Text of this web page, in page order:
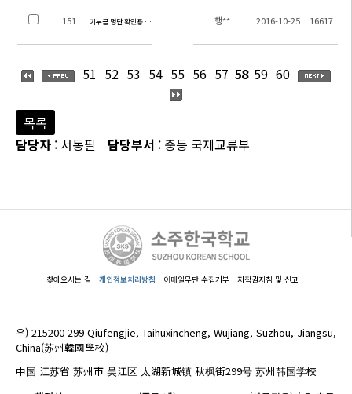
151 기부금 명단 확인용 공지 행** 2016-10-25 16617
51 52 53 54 55 56 57 58 59 60
목록
담당자 : 서동필 담당부서 : 중등 국제교류부
찾아오시는 길 개인정보처리방침 이메일무단 수집거부 저작권지침 및 신고
우) 215200 299 Qiufengjie, Taihuxincheng, Wujiang, Suzhou, Jiangsu,
China(苏州韓國學校)
中国 江苏省 苏州市 吴江区 太湖新城镇 秋枫街299号 苏州韩国学校